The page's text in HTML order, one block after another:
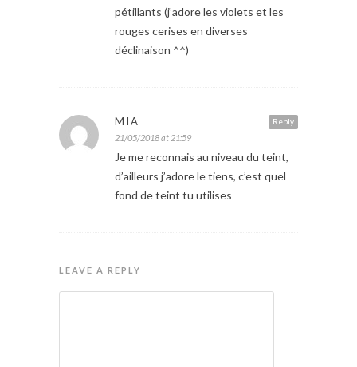
pétillants (j’adore les violets et les
rouges cerises en diverses
déclinaison ^^)
Reply
MIA
21/05/2018 at 21:59
Je me reconnais au niveau du teint,
d’ailleurs j’adore le tiens, c’est quel
fond de teint tu utilises
LEAVE A REPLY